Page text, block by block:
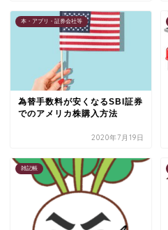
本・アプリ・証券会社等
為替手数料が安くなるSBI証券
でのアメリカ株購入方法
2020年7月19日
雑記帳